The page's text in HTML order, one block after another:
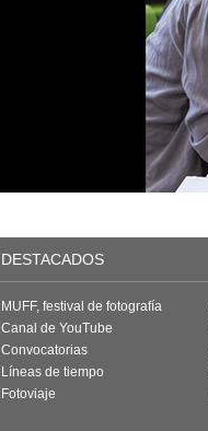
DESTACADOS
MUFF, festival de fotografía
Canal de YouTube
Convocatorias
Líneas de tiempo
Fotoviaje